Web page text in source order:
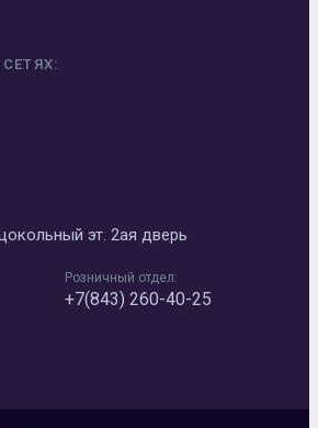
эт. 2ая дверь
Розничный отдел:
+7(843) 260-40-25